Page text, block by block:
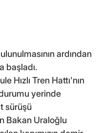
ardından
başladı.
Hızlı Tren Hattı'nın
yerinde
sürüşü
Bakan Uraloğlu